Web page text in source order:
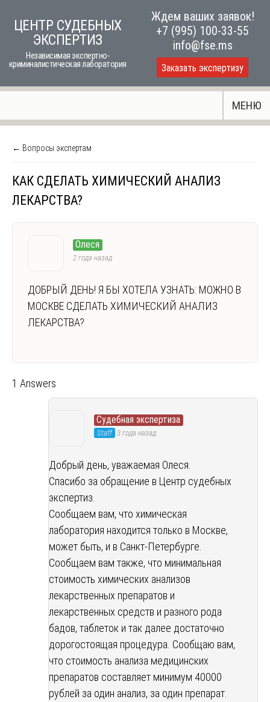
ЦЕНТР СУДЕБНЫХ
ЭКСПЕРТИЗ
Независимая экспертно-
криминалистическая лаборатория
Ждем ваших заявок!
+7 (995) 100-33-55
info@fse.ms
Заказать экспертизу
МЕНЮ
← Вопросы экспертам
КАК СДЕЛАТЬ ХИМИЧЕСКИЙ АНАЛИЗ
ЛЕКАРСТВА?
Олеся
2 года назад
ДОБРЫЙ ДЕНЬ! Я БЫ ХОТЕЛА УЗНАТЬ: МОЖНО В
МОСКВЕ СДЕЛАТЬ ХИМИЧЕСКИЙ АНАЛИЗ
ЛЕКАРСТВА?
1 Answers
Судебная экспертиза
Staff 3 года назад
Добрый день, уважаемая Олеся.
Cпасибо за обращение в Центр судебных
экспертиз.
Сообщаем вам, что химическая
лаборатория находится только в Москве,
может быть, и в Санкт-Петербурге.
Сообщаем вам также, что минимальная
стоимость химических анализов
лекарственных препаратов и
лекарственных средств и разного рода
бадов, таблеток и так далее достаточно
дорогостоящая процедура. Сообщаю вам,
что стоимость анализа медицинских
препаратов составляет минимум 40000
рублей за один анализ, за один препарат.